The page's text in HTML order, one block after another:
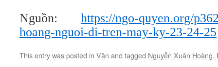
Nguồn: https://ngo-quyen.org/
hoang-nguoi-di-tren-may-ky-23-24-25
This entry was posted in Văn and tagged Nguyễn Xuân Hoàng.